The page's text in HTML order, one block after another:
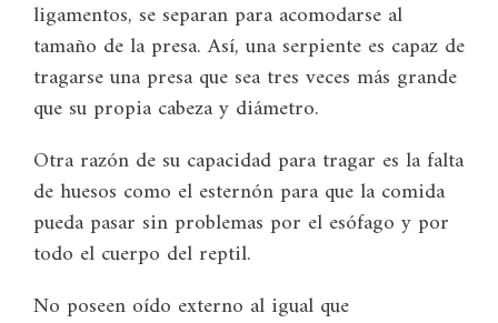
ligamentos, se separan para acomodarse al
tamaño de la presa. Así, una serpiente es capaz de
tragarse una presa que sea tres veces más grande
que su propia cabeza y diámetro.
Otra razón de su capacidad para tragar es la falta
de huesos como el esternón para que la comida
pueda pasar sin problemas por el esófago y por
todo el cuerpo del reptil.
No poseen oído externo al igual que